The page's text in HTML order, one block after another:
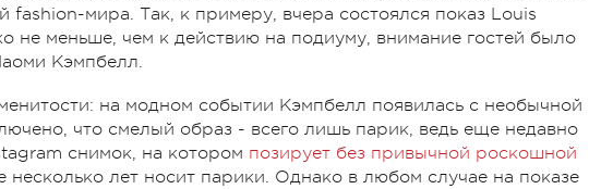
fashion-мира. Так, к примеру, вчера состоялся показ Louis
не меньше, чем к действию на подиуму, внимание гостей было
Кэмпбелл.
на модном событии Кэмпбелл появилась с необычной
что смелый образ - всего лишь парик, ведь еще недавно
снимок, на котором позирует без привычной роскошной
несколько лет носит парики. Однако в любом случае на показе